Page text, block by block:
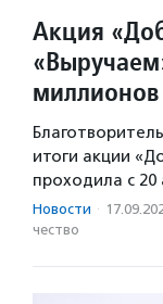
Акция
итоги акции
проходила с 20
Новости ·
чест­во